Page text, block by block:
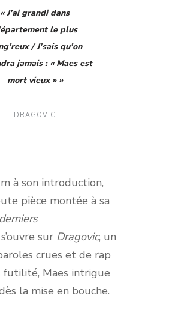
« J’ai grandi dans
le plus
/ J’sais qu’on
jamais : « Maes est
mort vieux » »
DRAGOVIC
à son introduction,
pièce montée à sa
sur Dragovic, un
crues et de rap
futilité, Maes intrigue
la mise en bouche.